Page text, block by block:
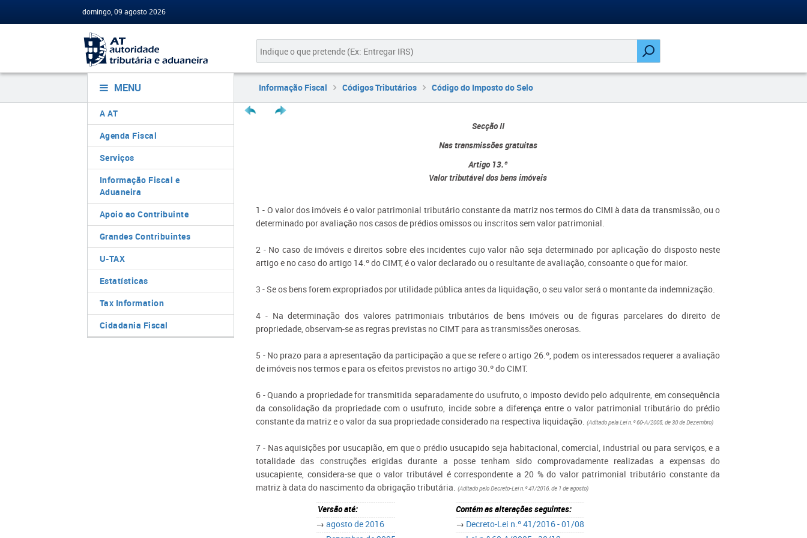
domingo, 09 agosto 2026
MENU
A AT
Agenda Fiscal
Serviços
Informação Fiscal e
Aduaneira
Apoio ao Contribuinte
Grandes Contribuintes
U-TAX
Estatísticas
Tax Information
Cidadania Fiscal
Informação Fiscal Códigos Tributários Código do Imposto do Selo
Secção II
Nas transmissões gratuitas
Artigo 13.º
Valor tributável dos bens imóveis
1 - O valor dos imóveis é o valor patrimonial tributário constante da matriz nos termos do CIMI à data da transmissão, ou o
determinado por avaliação nos casos de prédios omissos ou inscritos sem valor patrimonial.
2 - No caso de imóveis e direitos sobre eles incidentes cujo valor não seja determinado por aplicação do disposto neste
artigo e no caso do artigo 14.º do CIMT, é o valor declarado ou o resultante de avaliação, consoante o que for maior.
3 - Se os bens forem expropriados por utilidade pública antes da liquidação, o seu valor será o montante da indemnização.
4 - Na determinação dos valores patrimoniais tributários de bens imóveis ou de figuras parcelares do direito de
propriedade, observam-se as regras previstas no CIMT para as transmissões onerosas.
5 - No prazo para a apresentação da participação a que se refere o artigo 26.º, podem os interessados requerer a avaliação
de imóveis nos termos e para os efeitos previstos no artigo 30.º do CIMT.
6 - Quando a propriedade for transmitida separadamente do usufruto, o imposto devido pelo adquirente, em consequência
da consolidação da propriedade com o usufruto, incide sobre a diferença entre o valor patrimonial tributário do prédio
constante da matriz e o valor da sua propriedade considerado na respectiva liquidação.(Aditado pela Lei n.º 60-A/2005, de 30 de Dezembro)
7 - Nas aquisições por usucapião, em que o prédio usucapido seja habitacional, comercial, industrial ou para serviços, e a
totalidade das construções erigidas durante a posse tenham sido comprovadamente realizadas a expensas do
usucapiente, considera-se que o valor tributável é correspondente a 20 % do valor patrimonial tributário constante da
matriz à data do nascimento da obrigação tributária.(Aditado pelo Decreto-Lei n.º 41/2016, de 1 de agosto)
Versão até:
→agosto de 2016
Contém as alterações seguintes:
→ Decreto-Lei n.º 41/2016 - 01/08